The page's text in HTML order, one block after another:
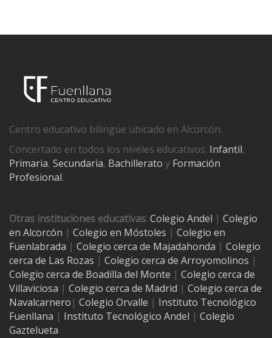
Centro educativo bilingüe ubicado en Alcorcón.
Concertado en todos los niveles educativos: Infantil,
Primaria, Secundaria, Bachillerato y Formación
Profesional.
Otras instituciones educativas: Colegio Andel | Colegio
en Alcorcón | Colegio en Móstoles | Colegio en
Fuenlabrada | Colegio cerca de Majadahonda | Colegio
cerca de Las Rozas | Colegio cerca de Arroyomolinos |
Colegio cerca de Boadilla del Monte | Colegio cerca de
Villaviciosa | Colegio cerca de Madrid | Colegio cerca de
Navalcarnero | Colegio Orvalle | Instituto Tecnológico
Fuenllana | Instituto Tecnológico Andel | Colegio
Gaztelueta